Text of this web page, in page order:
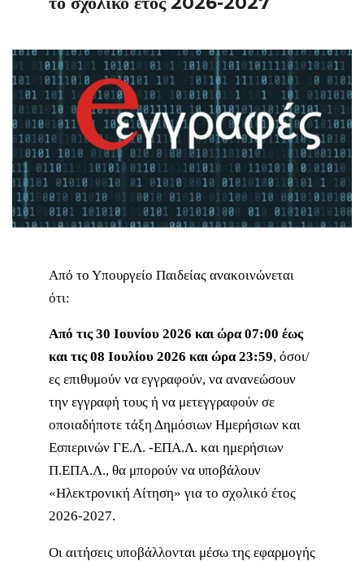
Από το Υπουργείο Παιδείας ανακοινώνεται
ότι:
Από τις 30 Ιουνίου 2026 και ώρα 07:00 έως
και τις 08 Ιουλίου 2026 και ώρα 23:59, όσοι/
ες επιθυμούν να εγγραφούν, να ανανεώσουν
την εγγραφή τους ή να μετεγγραφούν σε
οποιαδήποτε τάξη Δημόσιων Ημερήσιων και
Εσπερινών ΓΕ.Λ. -ΕΠΑ.Λ. και ημερήσιων
Π.ΕΠΑ.Λ., θα μπορούν να υποβάλουν
«Ηλεκτρονική Αίτηση» για το σχολικό έτος
2026-2027.
Οι αιτήσεις υποβάλλονται μέσω της εφαρμογής